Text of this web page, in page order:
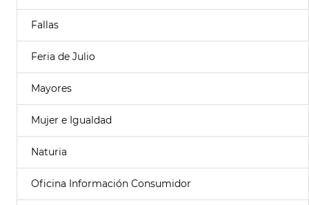
Fallas
Feria de Julio
Mayores
Mujer e Igualdad
Naturia
Oficina Información Consumidor